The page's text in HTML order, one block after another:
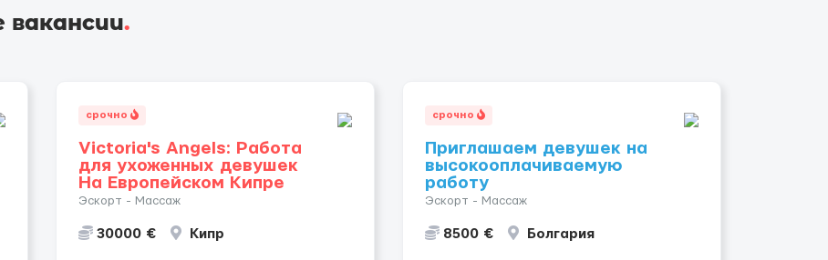
вакансии.
срочно
Victoria's Angels: Работа
для ухоженных девушек
На Европейском Кипре
Эскорт - Массаж
30000 € Кипр
срочно
Приглашаем девушек на
высокооплачиваемую
работу
Эскорт - Массаж
8500 € Болгария